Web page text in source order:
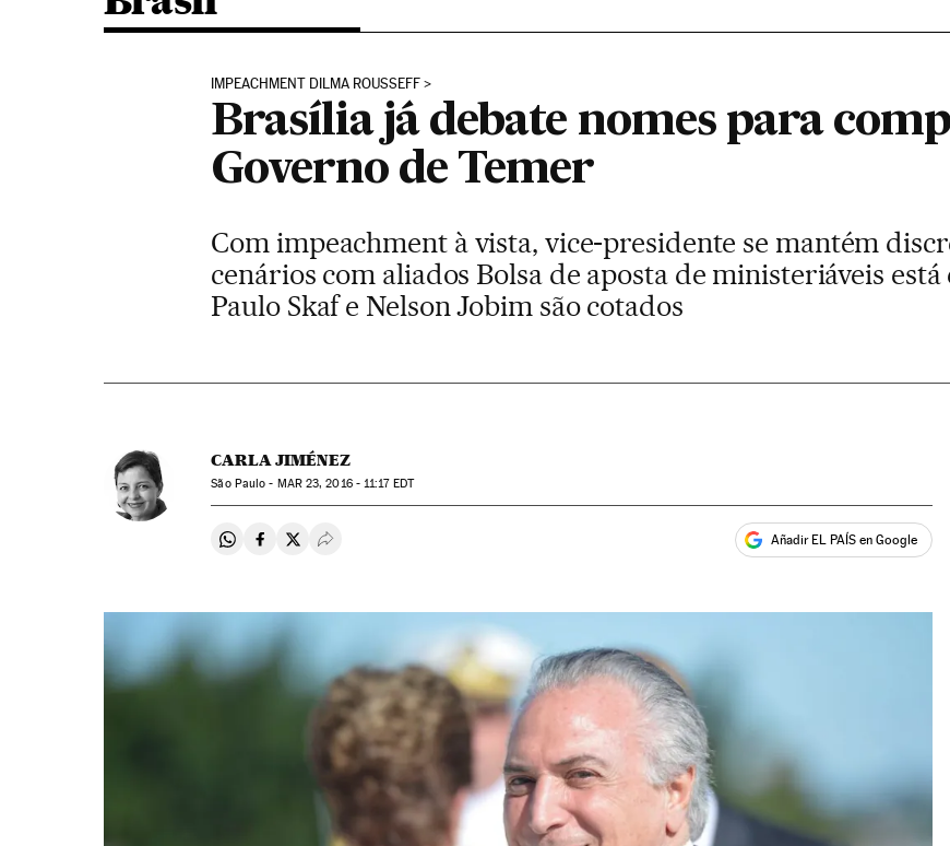
IMPEACHMENT DILMA ROUSSEFF
Brasília já debate nomes para
Governo de Temer
Com impeachment à vista, vice-presidente se mantém
cenários com aliados Bolsa de aposta de ministeriáveis está
Paulo Skaf e Nelson Jobim são cotados
CARLA JIMÉNEZ
São Paulo - MAR23, 2016 - 11:17EDT
Compartir en Whatsapp
Compartir en Facebook
Compartir en Twitter
Desplegar Redes Sociales Añadir EL PAÍS en Google